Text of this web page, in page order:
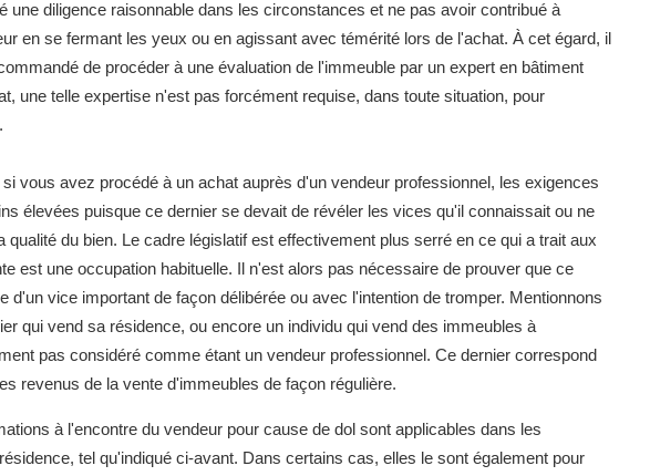
une diligence raisonnable dans les circonstances et ne pas avoir contribué à
en se fermant les yeux ou en agissant avec témérité lors de l'achat. À cet égard, il
de procéder à une évaluation de l'immeuble par un expert en bâtiment
une telle expertise n'est pas forcément requise, dans toute situation, pour
vous avez procédé à un achat auprès d'un vendeur professionnel, les exigences
élevées puisque ce dernier se devait de révéler les vices qu'il connaissait ou ne
qualité du bien. Le cadre législatif est effectivement plus serré en ce qui a trait aux
est une occupation habituelle. Il n'est alors pas nécessaire de prouver que ce
d'un vice important de façon délibérée ou avec l'intention de tromper. Mentionnons
qui vend sa résidence, ou encore un individu qui vend des immeubles à
pas considéré comme étant un vendeur professionnel. Ce dernier correspond
revenus de la vente d'immeubles de façon régulière.
à l'encontre du vendeur pour cause de dol sont applicables dans les
tel qu'indiqué ci-avant. Dans certains cas, elles le sont également pour